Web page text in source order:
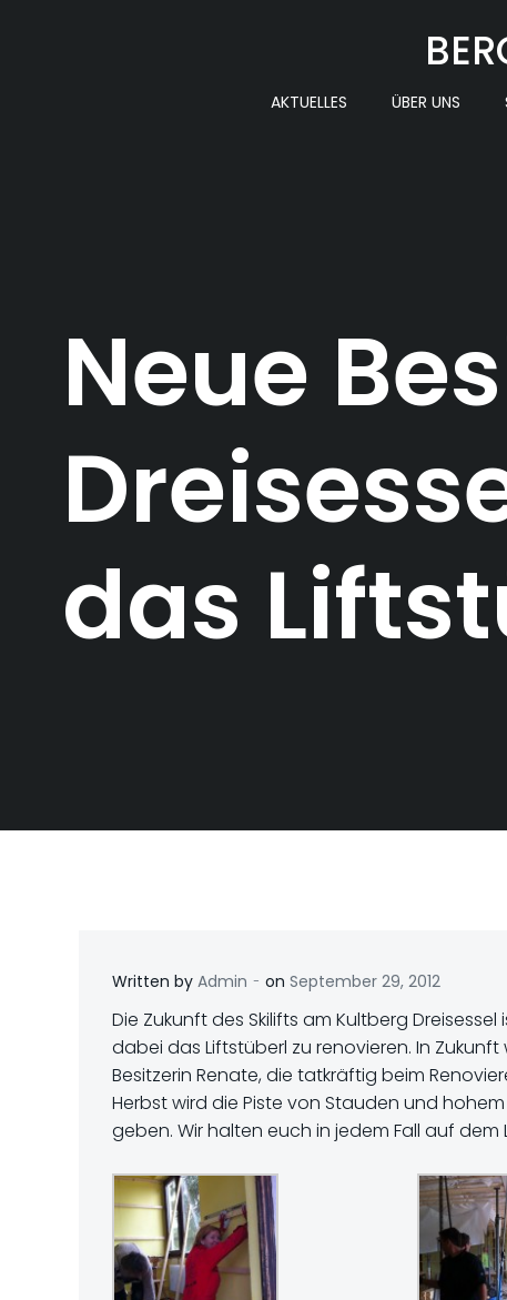
AKTUELLES ÜBER UNS
Neue
das
Written by Admin - on September 29, 2012
Die Zukunft des Skilifts am Kultberg
dabei das Liftstüberl zu renovieren. In
Besitzerin Renate, die tatkräftig beim
Herbst wird die Piste von Stauden und
geben. Wir halten euch in jedem Fall auf dem